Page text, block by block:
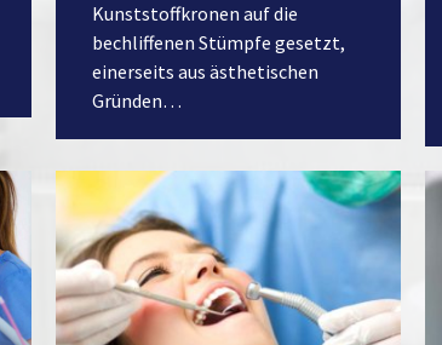
Kunststoffkronen auf die
bechliffenen Stümpfe gesetzt,
einerseits aus ästhetischen
Gründen…